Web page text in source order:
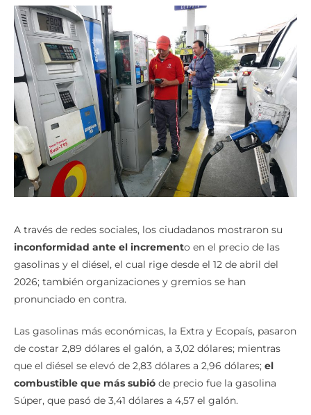
A través de redes sociales, los ciudadanos mostraron su
inconformidad ante el incremento en el precio de las
gasolinas y el diésel, el cual rige desde el 12 de abril del
2026; también organizaciones y gremios se han
pronunciado en contra.
Las gasolinas más económicas, la Extra y Ecopaís, pasaron
de costar 2,89 dólares el galón, a 3,02 dólares; mientras
que el diésel se elevó de 2,83 dólares a 2,96 dólares; el
combustible que más subió de precio fue la gasolina
Súper, que pasó de 3,41 dólares a 4,57 el galón.